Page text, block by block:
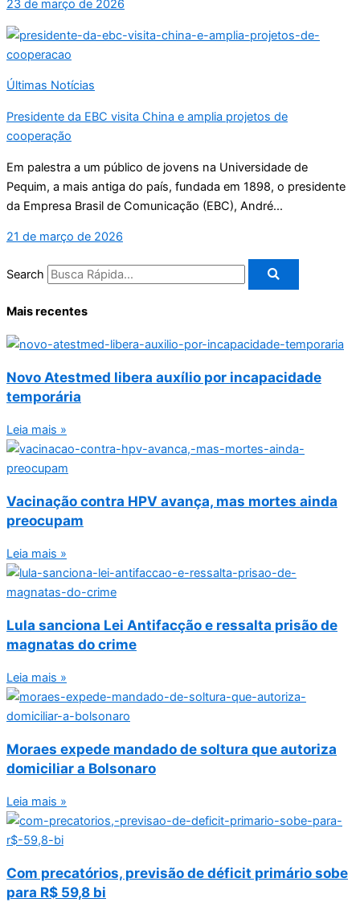
23 de março de 2026
Últimas Notícias
Presidente da EBC visita China e amplia projetos de
cooperação
Em palestra a um público de jovens na Universidade de
Pequim, a mais antiga do país, fundada em 1898, o presidente
da Empresa Brasil de Comunicação (EBC), André...
21 de março de 2026
Search
Mais recentes
Novo Atestmed libera auxílio por incapacidade
temporária
Leia mais »
Vacinação contra HPV avança, mas mortes ainda
preocupam
Leia mais »
Lula sanciona Lei Antifacção e ressalta prisão de
magnatas do crime
Leia mais »
Moraes expede mandado de soltura que autoriza
domiciliar a Bolsonaro
Leia mais »
Com precatórios, previsão de déficit primário sobe
para R$ 59,8 bi